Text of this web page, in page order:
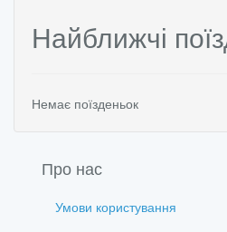
Найближчі
Немає поїзденьок
Про нас
Умови користування